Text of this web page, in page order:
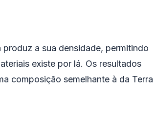
a sua densidade, permitindo
existe por lá. Os resultados
composição semelhante à da Terra